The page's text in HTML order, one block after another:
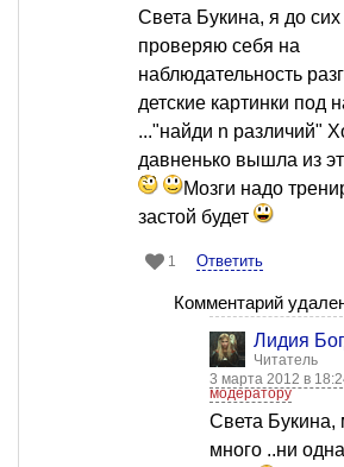
Света Букина, я до
проверяю себя на
наблюдательность
детские картинки под
..."найди n различий"
давненько вышла из
Мозги надо
застой будет
1 Ответить
Комментарий
Лидия
Читатель
3 марта 2012 в
модератору
Света Букина,
много ..ни